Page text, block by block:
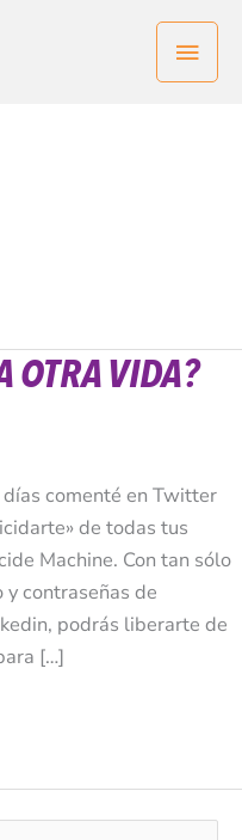
VIDA?
comenté en Twitter
de todas tus
Machine. Con tan sólo
contraseñas de
podrás liberarte de
[…]